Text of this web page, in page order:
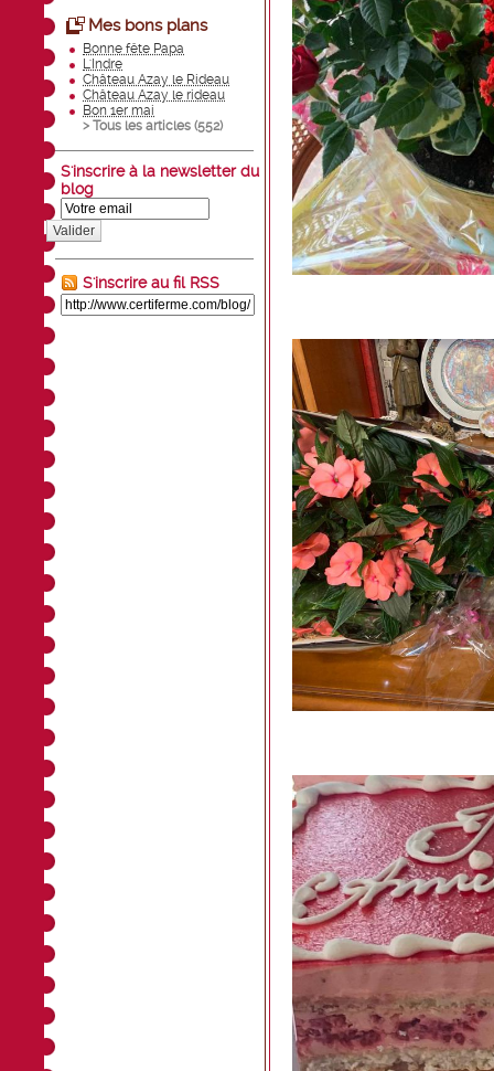
Mes bons plans
Bonne fête Papa
L'Indre
Château Azay le Rideau
Château Azay le rideau
Bon 1er mai
> Tous les articles (552)
S'inscrire à la newsletter du
blog
Valider
S'inscrire au fil RSS